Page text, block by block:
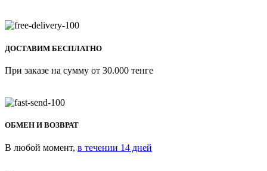
ДОСТАВИМ БЕСПЛАТНО
При заказе на сумму от 30.000 тенге
ОБМЕН И ВОЗВРАТ
В любой момент, в течении 14 дней